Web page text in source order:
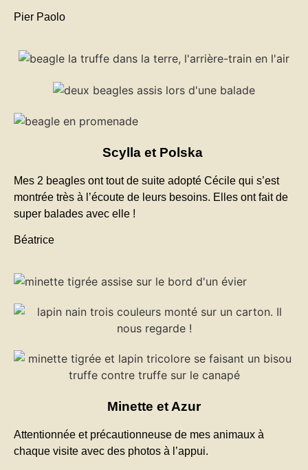
Pier Paolo
Scylla et Polska
Mes 2 beagles ont tout de suite adopté Cécile qui s’est
montrée très à l’écoute de leurs besoins. Elles ont fait de
super balades avec elle !
Béatrice
Minette et Azur
Attentionnée et précautionneuse de mes animaux à
chaque visite avec des photos à l’appui.